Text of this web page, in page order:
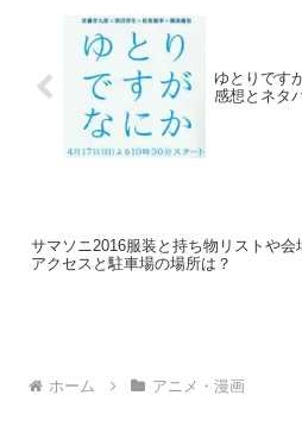
ゆとりです
感想とネタ
サマソニ2016服装と持ち物リストや会
アクセスと駐車場の場所は？
ホーム アニメ・漫画